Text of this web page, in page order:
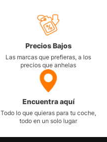
Precios Bajos
Las marcas que prefieras, a los
precios que anhelas
Encuentra aquí
Todo lo que quieras para tu coche,
todo en un solo lugar